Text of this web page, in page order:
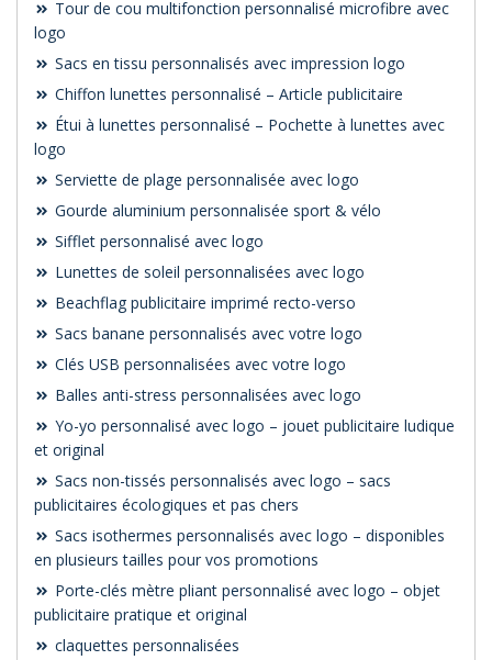
Tour de cou multifonction personnalisé microfibre avec
logo
Sacs en tissu personnalisés avec impression logo
Chiffon lunettes personnalisé – Article publicitaire
Étui à lunettes personnalisé – Pochette à lunettes avec
logo
Serviette de plage personnalisée avec logo
Gourde aluminium personnalisée sport & vélo
Sifflet personnalisé avec logo
Lunettes de soleil personnalisées avec logo
Beachflag publicitaire imprimé recto-verso
Sacs banane personnalisés avec votre logo
Clés USB personnalisées avec votre logo
Balles anti-stress personnalisées avec logo
Yo-yo personnalisé avec logo – jouet publicitaire ludique
et original
Sacs non-tissés personnalisés avec logo – sacs
publicitaires écologiques et pas chers
Sacs isothermes personnalisés avec logo – disponibles
en plusieurs tailles pour vos promotions
Porte-clés mètre pliant personnalisé avec logo – objet
publicitaire pratique et original
claquettes personnalisées